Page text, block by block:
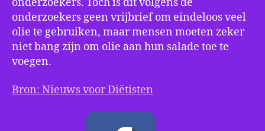
onderzoekers. Toch is dit volgens de
onderzoekers geen vrijbrief om eindeloos veel
olie te gebruiken, maar mensen moeten zeker
niet bang zijn om olie aan hun salade toe te
voegen.
Bron: Nieuws voor Diëtisten